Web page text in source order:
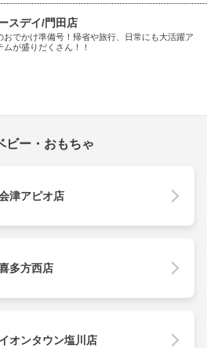
スデイ/門田店
おでかけ準備号！帰省や旅行、日常にも大活躍ア
ムが盛りだくさん！！
ビー・おもちゃ
津アピオ店
多方西店
オンタウン塩川店